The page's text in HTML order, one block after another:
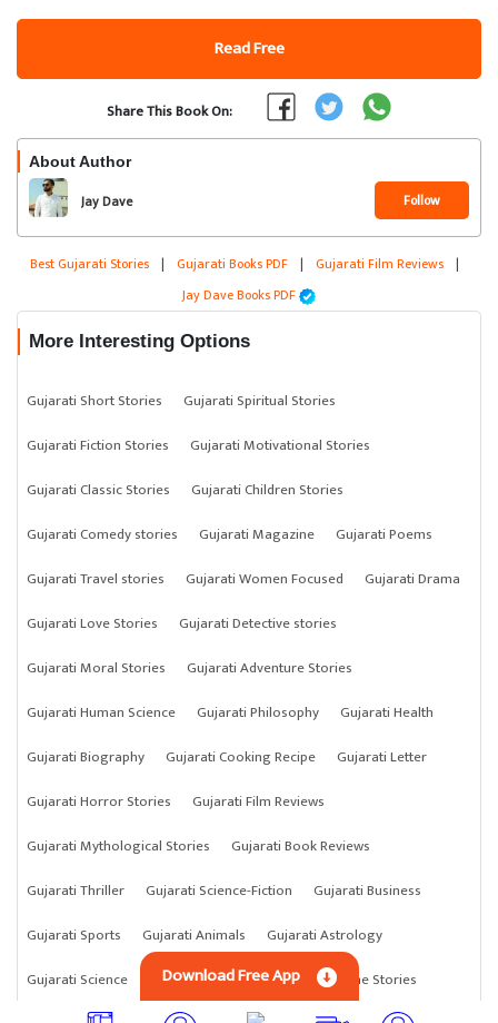
Read Free
Share This Book On:
About Author
Jay Dave Follow
Best Gujarati Stories | Gujarati Books PDF | Gujarati Film Reviews |
Jay Dave Books PDF
More Interesting Options
Gujarati Short Stories
Gujarati Spiritual Stories
Gujarati Fiction Stories
Gujarati Motivational Stories
Gujarati Classic Stories
Gujarati Children Stories
Gujarati Comedy stories
Gujarati Magazine
Gujarati Poems
Gujarati Travel stories
Gujarati Women Focused
Gujarati Drama
Gujarati Love Stories
Gujarati Detective stories
Gujarati Moral Stories
Gujarati Adventure Stories
Gujarati Human Science
Gujarati Philosophy
Gujarati Health
Gujarati Biography
Gujarati Cooking Recipe
Gujarati Letter
Gujarati Horror Stories
Gujarati Film Reviews
Gujarati Mythological Stories
Gujarati Book Reviews
Gujarati Thriller
Gujarati Science-Fiction
Gujarati Business
Gujarati Sports
Gujarati Animals
Gujarati Astrology
Gujarati Science
Gujarati Anything Gujarati Crime Stories
Download Free App